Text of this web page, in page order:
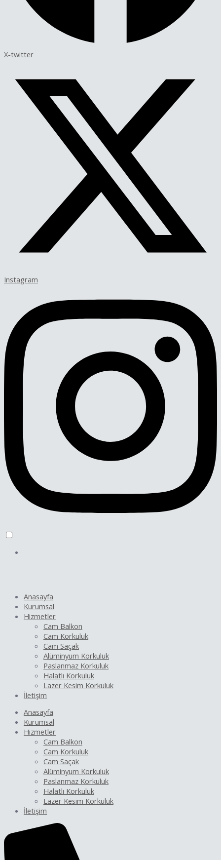
X-twitter
Instagram
Anasayfa
Kurumsal
Hizmetler
Cam Balkon
Cam Korkuluk
Cam Saçak
Alüminyum Korkuluk
Paslanmaz Korkuluk
Halatlı Korkuluk
Lazer Kesim Korkuluk
İletişim
Anasayfa
Kurumsal
Hizmetler
Cam Balkon
Cam Korkuluk
Cam Saçak
Alüminyum Korkuluk
Paslanmaz Korkuluk
Halatlı Korkuluk
Lazer Kesim Korkuluk
İletişim